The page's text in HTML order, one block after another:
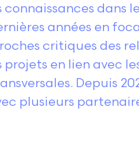
dans
années en
critiques des
en lien avec
Depuis
plusieurs